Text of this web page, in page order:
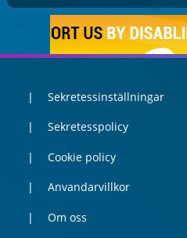
Sekretessinställningar
Sekretesspolicy
Cookie policy
Anvandarvillkor
Om oss